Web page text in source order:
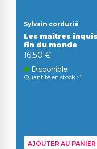
Sylvain cordurié
Les maitres
fin du monde
16,50 €
Disponible
Quantité en stock : 1
AJOUTER AU PANIER